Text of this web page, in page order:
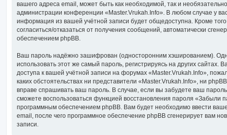
вашего адреса email, может быть как необходимой, так и
администрации конференции «Master.Vrukah.Info». В любом случае у
информация из вашей учётной записи будет общедоступна. Кроме
согласиться/отказаться от получения сообщений, автоматически
обеспечением phpBB.
Ваш пароль надёжно зашифрован (односторонним хэшированием).
использовать этот же самый пароль, регистрируясь на других сайтах.
доступа к вашей учётной записи на форумах «Master.Vrukah.Info»,
каких обстоятельствах ни представители «Master.Vrukah.Info», ни
вправе спрашивать ваш пароль. В случае, если вы забудете ваш
сможете воспользоваться функцией восстановления пароля «Забыли
программным обеспечением phpBB. Вам будет необходимо ввести
email, после чего программное обеспечение phpBB сгенерирует вам
записи.